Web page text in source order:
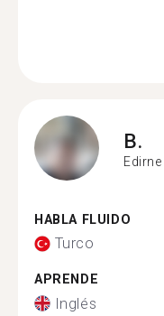
B.
Edirne
HABLA FLUIDO
Turco
APRENDE
Inglés